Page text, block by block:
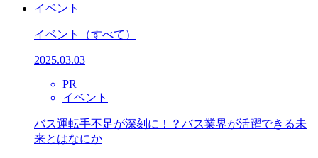
イベント
イベント （すべて）
2025.03.03
PR
イベント
バス運転手不足が深刻に！？バス業界が活躍できる未
来とはなにか